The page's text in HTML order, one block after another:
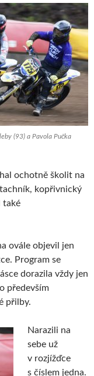
(93) a Pavola Pučka
ochotně školit na
kopřivnický
také
ovále objevil jen
Program se
dorazila vždy jen
především
přilby.
Narazili na
sebe už
v rozjížďce
s číslem jedna.